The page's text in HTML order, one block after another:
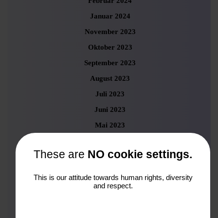
Januar 2024
November 2023
Oktober 2023
September 2023
August 2023
Juli 2023
Juni 2023
Mai 2023
März 2023
Januar 2023
These are NO cookie settings.
This is our attitude towards human rights, diversity
and respect.